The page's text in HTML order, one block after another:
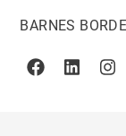
BARNES
FacebookLinkedin